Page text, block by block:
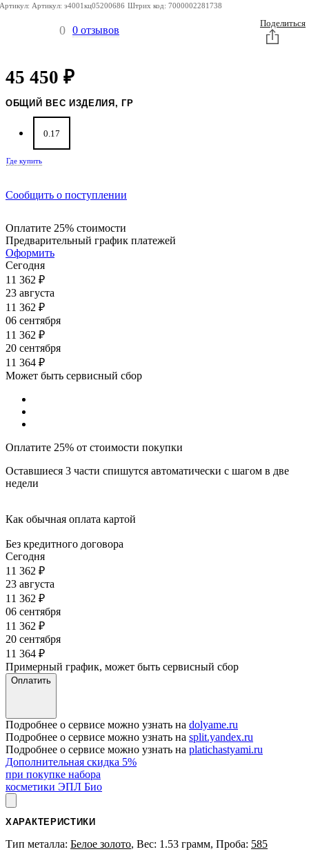
Артикул: Артикул: э4001кц05200686 Штрих код: 7000002281738
0 0 отзывов
Поделиться
45 450 ₽
ОБЩИЙ ВЕС ИЗДЕЛИЯ, ГР
0.17
Где купить
Сообщить о поступлении
Оплатите 25% стоимости
Предварительный график платежей
Оформить
Сегодня
11 362 ₽
23 августа
11 362 ₽
06 сентября
11 362 ₽
20 сентября
11 364 ₽
Может быть сервисный сбор
Оплатите 25% от стоимости покупки
Оставшиеся 3 части спишутся автоматически с шагом в две
недели
Как обычная оплата картой
Без кредитного договора
Сегодня
11 362 ₽
23 августа
11 362 ₽
06 сентября
11 362 ₽
20 сентября
11 364 ₽
Примерный график, может быть сервисный сбор
Оплатить
Подробнее о сервисе можно узнать на dolyame.ru
Подробнее о сервисе можно узнать на split.yandex.ru
Подробнее о сервисе можно узнать на platichastyami.ru
Дополнительная скидка 5%
при покупке набора
косметики ЭПЛ Био
ХАРАКТЕРИСТИКИ
Тип металла: Белое золото, Вес: 1.53 грамм, Проба: 585